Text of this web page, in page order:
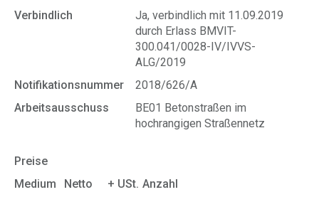
Verbindlich
Ja, verbindlich mit 11.09.2019
durch Erlass BMVIT-
300.041/0028-IV/IVVS-
ALG/2019
Notifikationsnummer
2018/626/A
Arbeitsausschuss
BE01 Betonstraßen im
hochrangigen Straßennetz
Preise
Medium
Netto + USt. Anzahl